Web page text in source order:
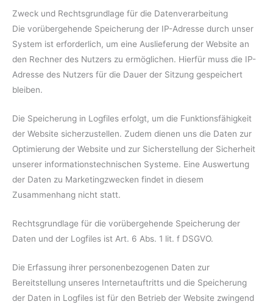
Zweck und Rechtsgrundlage für die Datenverarbeitung
Die vorübergehende Speicherung der IP-Adresse durch unser
System ist erforderlich, um eine Auslieferung der Website an
den Rechner des Nutzers zu ermöglichen. Hierfür muss die IP-
Adresse des Nutzers für die Dauer der Sitzung gespeichert
bleiben.
Die Speicherung in Logfiles erfolgt, um die Funktionsfähigkeit
der Website sicherzustellen. Zudem dienen uns die Daten zur
Optimierung der Website und zur Sicherstellung der Sicherheit
unserer informationstechnischen Systeme. Eine Auswertung
der Daten zu Marketingzwecken findet in diesem
Zusammenhang nicht statt.
Rechtsgrundlage für die vorübergehende Speicherung der
Daten und der Logfiles ist Art. 6 Abs. 1 lit. f DSGVO.
Die Erfassung ihrer personenbezogenen Daten zur
Bereitstellung unseres Internetauftritts und die Speicherung
der Daten in Logfiles ist für den Betrieb der Website zwingend